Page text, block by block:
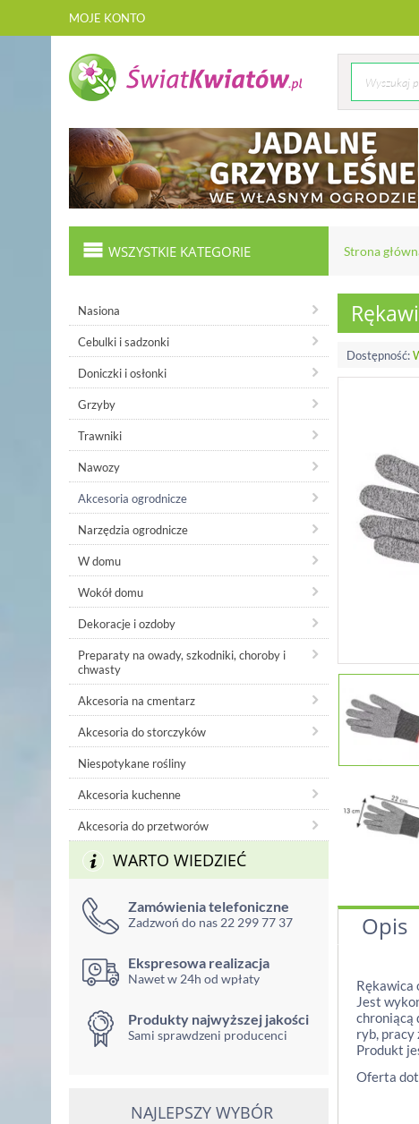
MOJE KONTO
WSZYSTKIE KATEGORIE Strona
Nasiona
Cebulki i sadzonki
Doniczki i osłonki
Grzyby
Trawniki
Nawozy
Akcesoria ogrodnicze
Narzędzia ogrodnicze
W domu
Wokół domu
Dekoracje i ozdoby
Preparaty na owady, szkodniki, choroby i
chwasty
Akcesoria na cmentarz
Akcesoria do storczyków
Niespotykane rośliny
Akcesoria kuchenne
Akcesoria do przetworów
WARTO WIEDZIEĆ
Zamówienia telefoniczne
Zadzwoń do nas 22 299 77 37
Ekspresowa realizacja
Nawet w 24h od wpłaty
Produkty najwyższej jakości
Sami sprawdzeni producenci
NAJLEPSZY WYBÓR
Dostępność:
Opis
Rękawica
Jest
chroniącą
ryb, pracy
Produkt
Oferta